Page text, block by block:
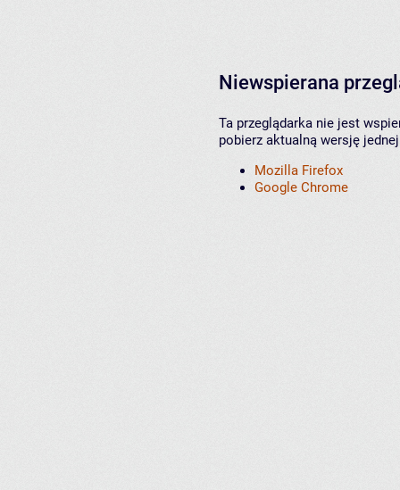
Niewspierana
Ta przeglądarka nie jest
pobierz aktualną wersję
Mozilla Firefox
Google Chrome